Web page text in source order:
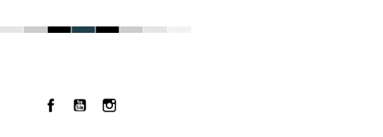
Facebook
YouTubeInstagram